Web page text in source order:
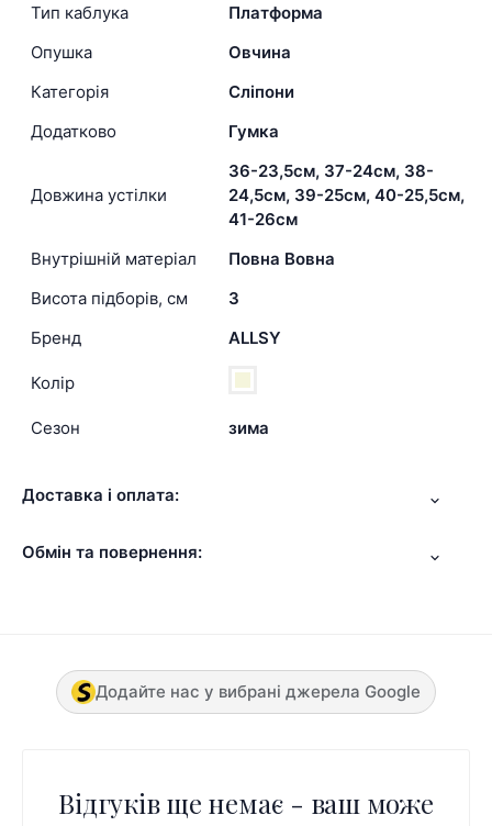
Тип каблука
Платформа
Опушка
Овчина
Категорія
Сліпони
Додатково
Гумка
Довжина устілки
36-23,5см, 37-24см, 38-
24,5см, 39-25см, 40-25,5см,
41-26см
Внутрішній матеріал
Повна Вовна
Висота підборів, см
3
Бренд
ALLSY
Колір
Сезон зима
Доставка і оплата:
Обмін та повернення:
Додайте нас у вибрані джерела Google
Відгуків ще немає - ваш може